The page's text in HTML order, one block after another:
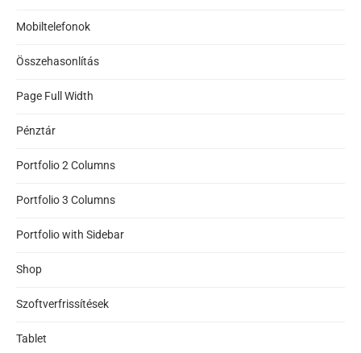
Mobiltelefonok
Összehasonlítás
Page Full Width
Pénztár
Portfolio 2 Columns
Portfolio 3 Columns
Portfolio with Sidebar
Shop
Szoftverfrissítések
Tablet